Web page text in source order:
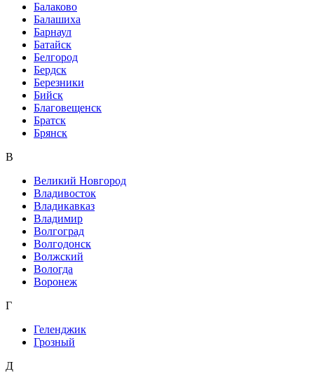
Балаково
Балашиха
Барнаул
Батайск
Белгород
Бердск
Березники
Бийск
Благовещенск
Братск
Брянск
В
Великий Новгород
Владивосток
Владикавказ
Владимир
Волгоград
Волгодонск
Волжский
Вологда
Воронеж
Г
Геленджик
Грозный
Д